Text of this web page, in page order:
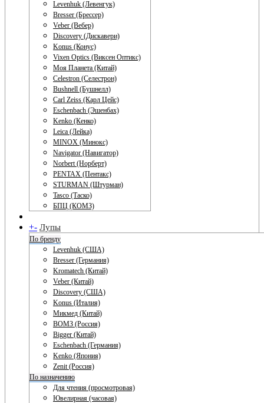
Levenhuk (Левенгук)
Bresser (Брессер)
Veber (Вебер)
Discovery (Дискавери)
Konus (Конус)
Vixen Optics (Виксен Оптикс)
Моя Планета (Китай)
Celestron (Селестрон)
Bushnell (Бушнелл)
Carl Zeiss (Карл Цейс)
Eschenbach (Эшенбах)
Kenko (Кенко)
Leica (Лейка)
MINOX (Минокс)
Navigator (Навигатор)
Norbert (Норберт)
PENTAX (Пентакс)
STURMAN (Штурман)
Tasco (Таско)
БПЦ (КОМЗ)
+- Лупы
По бренду
Levenhuk (США)
Bresser (Германия)
Kromatech (Китай)
Veber (Китай)
Discovery (США)
Konus (Италия)
Микмед (Китай)
ВОМЗ (Россия)
Bigger (Китай)
Eschenbach (Германия)
Kenko (Япония)
Zenit (Россия)
По назначению
Для чтения (просмотровая)
Ювелирная (часовая)